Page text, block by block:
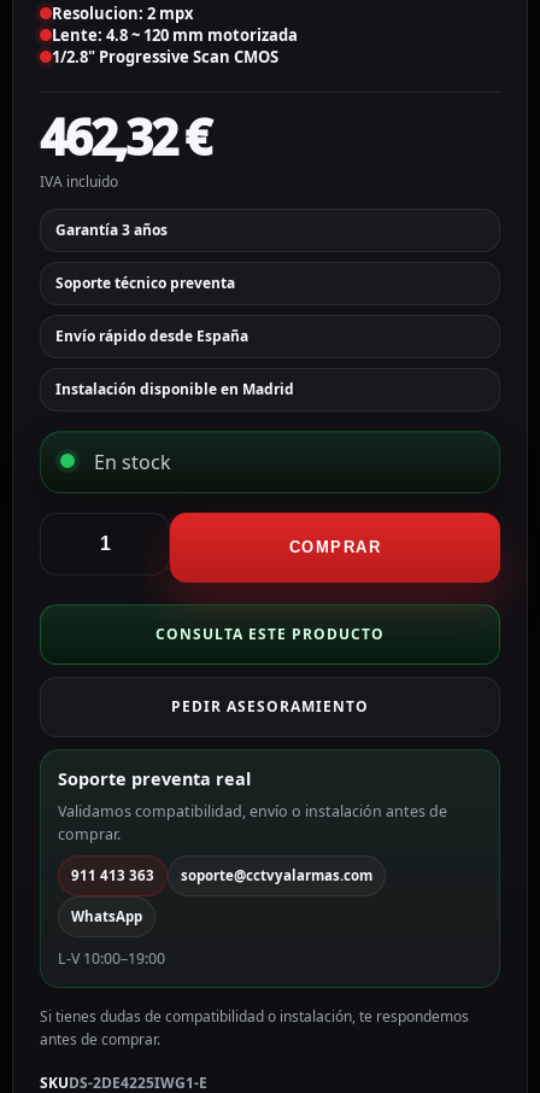
Resolucion: 2 mpx
Lente: 4.8 ~ 120 mm motorizada
1/2.8" Progressive Scan CMOS
462,32€
IVA incluido
Garantía 3 años
Soporte técnico preventa
Envío rápido desde España
Instalación disponible en Madrid
En stock
IP
gama
PRO
blanco
2
MP,
4.8
120
mm
Motorizada,
PoE
DS-
E
COMPRAR
CONSULTA ESTE PRODUCTO
PEDIR ASESORAMIENTO
Soporte preventa real
Validamos compatibilidad, envío o instalación antes de
comprar.
911 413 363 soporte@cctvyalarmas.com
WhatsApp
L-V 10:00–19:00
Si tienes dudas de compatibilidad o instalación, te respondemos
antes de comprar.
SKUDS-2DE4225IWG1-E